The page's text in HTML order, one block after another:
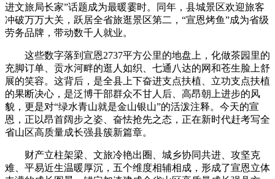
进文旅局长家”话题成为最暖霎时。同年，县城景区欢迎旅客
冲破万万大关，跃居全省旅逛景区第二，“宣恩烤鱼”成为省级
劳务品牌，带动数千人就业。
这些数字落到宣恩2737平方公里的地盘上，化做茶园里的
充脚订单、贡水河畔的逛人如织、七通八达的网和苍生脸上舒
展的笑容。这背后，是全县上下奋进支点扶植、立功支点扶植
的果断决心，是泛博干部群众不甘人后、高昂朝上进步的风
貌，更是对“绿水青山就是金山银山”的活泼注释。今天的宣
恩，正以昂首阔步之姿、奋怯抢先之态，正在新时代赶考写全
省山区高质量成长强县簇新篇章。
财产立柱架梁、文旅冷艳出圈、城乡协同共进、攻坚克
难、平易近生温暖厚沉，五个维度相辅相成，形成了宣恩立体